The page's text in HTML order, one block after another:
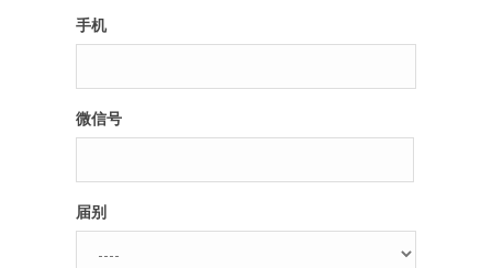
辉煌2013
梦工坊圈
手机
微信号
届别